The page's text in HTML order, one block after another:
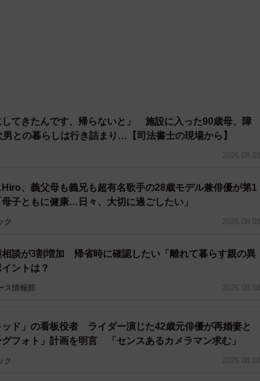
向かってくるようになりました。それを京田さんは帰宅し
に入っていた夫も「オレは仕事もしているんだ、いい加減
日のように続く日々…。
したり、「後でやりますから」と言ってもアイロンをかけ
ようとしたりするので、京田さんは義母と顔を合わせるの
す。ところが、ノックもせずにいきなり義母が寝室に入っ
」と話しかけてくるのに、京田さんは当初、心臓が止まり
前だったから、人が立ってることに驚いちゃって。とにか
をかけてくださいと話したものの、何度言ってもガシャン
普通に寝室に入ってきて、夫に話し出すんですから」
家族、平屋建ての大きな家で玄関の鍵もかけないような土
ライバシーなんて言葉は通じない、逆に家族なのになんて
、次第に京田さんに対しても「最初から情の薄そうな人だ
ゃない」と言葉もエスカレートしていきました。
してきたんです、帰らないと」 施設に入った90歳母、障
との暮らしは行き詰まり…【司法書士の現場から】
2026.08.08
、義父母も義兄も超有名歌手の28歳モデル兼俳優が第1
子ともに健康…日々、大切に過ごしたい」
ク 2026.08.08
相談が3割増加 帰省時に確認したい「離れて暮らす親の異
ントは？
ス情報部 2026.08.08
ッド」の看板役者 ライダー演じた42歳元俳優が再婚妻と
フォト」計画を明言 「センスあるカメラマン求む」
ク 2026.08.08